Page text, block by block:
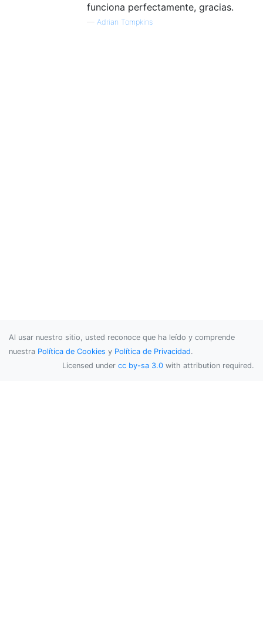
funciona perfectamente, gracias.
— Adrian Tompkins
Al usar nuestro sitio, usted reconoce que ha leído y comprende
nuestra Política de Cookies y Política de Privacidad.
Licensed under cc by-sa 3.0 with attribution required.